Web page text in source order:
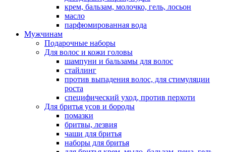
крем, бальзам, молочко, гель, лосьон
масло
парфюмированная вода
Мужчинам
Подарочные наборы
Для волос и кожи головы
шампуни и бальзамы для волос
стайлинг
против выпадения волос, для стимуляции
роста
специфический уход, против перхоти
Для бритья усов и бороды
помазки
бритвы, лезвия
чаши для бритья
наборы для бритья